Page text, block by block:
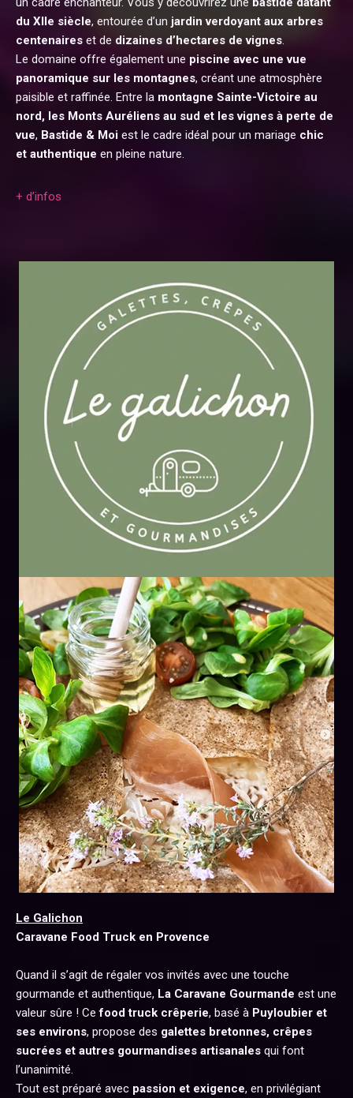
du XIIe siècle, entourée d’un jardin verdoyant aux arbres
centenaires et de dizaines d’hectares de vignes.
Le domaine offre également une piscine avec une vue
panoramique sur les montagnes, créant une atmosphère
paisible et raffinée. Entre la montagne Sainte-Victoire au
nord, les Monts Auréliens au sud et les vignes à perte de
vue, Bastide & Moi est le cadre idéal pour un mariage chic
et authentique en pleine nature.
+ d’infos
Le Galichon
Caravane Food Truck en Provence
Quand il s’agit de régaler vos invités avec une touche
gourmande et authentique, La Caravane Gourmande est une
valeur sûre ! Cefood truck crêperie, basé à Puyloubier et
ses environs, propose des galettes bretonnes, crêpes
sucrées et autres gourmandises artisanales qui font
l’unanimité.
Tout est préparé avec passion et exigence, en privilégiant